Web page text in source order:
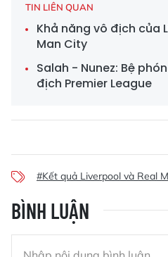
TIN LIÊN QUAN
Khả năng vô địch của
Man City
Salah - Nunez: Bệ
địch Premier League
#Kết quả Liverpool và Real
BÌNH LUẬN